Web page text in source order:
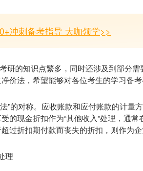
冲刺备考指导 大咖领学>>
研的知识点繁多，同时还涉及到部分
价法，希望能够对各位考生的学习备
”的对称。应收账款和应付账款的计
的现金折扣作为“其他收入”处理，通
过折扣期付款而丧失的折扣，则作为
理